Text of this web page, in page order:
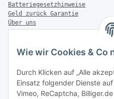
Wie wir Cookies & Co
Durch Klicken auf „Alle
Einsatz folgender Dienste
Vimeo, ReCaptcha,
Batteriegesetzhinweise
Geld zurück Garantie
Über uns
FAQ
Zahlung & Versand